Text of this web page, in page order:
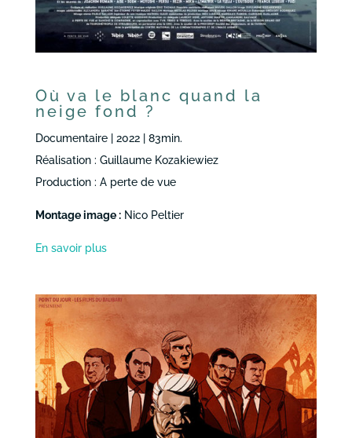
Où va le blanc quand la
neige fond ?
Documentaire | 2022 | 83min.
Réalisation : Guillaume Kozakiewiez
Production : A perte de vue
Montage image :Nico Peltier
En savoir plus